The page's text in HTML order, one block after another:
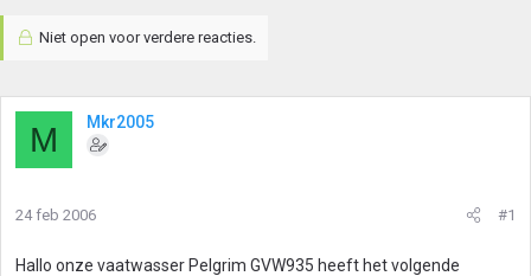
Niet open voor verdere reacties.
M Mkr2005
24 feb 2006 #1
Hallo onze vaatwasser Pelgrim GVW935 heeft het volgende